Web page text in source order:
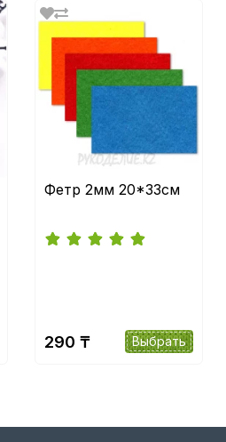
Фетр 2мм 20*33см
290 ₸ Выбрать